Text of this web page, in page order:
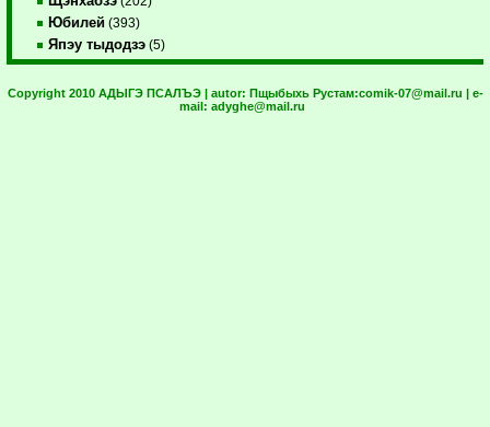
Юбилей (393)
Япэу тыдодзэ (5)
Copyright 2010 АДЫГЭ ПСАЛЪЭ | autor: Пщыбыхь Рустам:comik-07@mail.ru | e-
mail: adyghe@mail.ru